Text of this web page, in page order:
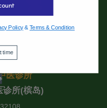
医诊所
诊所(槟岛)
Policy&Terms & Condition
time